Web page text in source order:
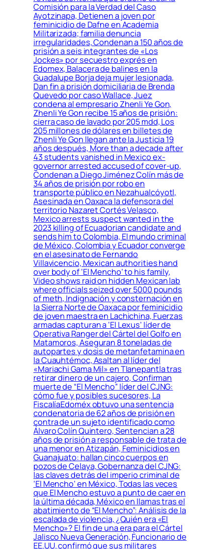
Comisión para la Verdad del Caso
Ayotzinapa, Detienen a joven por
feminicidio de Dafne en Academia
Militarizada; familia denuncia
irregularidades, Condenan a 150 años de
prisión a seis integrantes de «Los
Jockes» por secuestro exprés en
Edomex, Balacera de balines en la
Guadalupe Borja deja mujer lesionada,
Dan fin a prisión domiciliaria de Brenda
Quevedo por caso Wallace, Juez
condena al empresario Zhenli Ye Gon,
Zhenli Ye Gon recibe 15 años de prisión:
cierra caso de lavado por 205 mdd, Los
205 millones de dólares en billetes de
Zhenli Ye Gon llegan ante la Justicia 19
años después, More than a decade after
43 students vanished in Mexico ex-
governor arrested accused of cover-up,
Condenan a Diego Jiménez Colín más de
34 años de prisión por robo en
transporte público en Nezahualcóyotl,
Asesinada en Oaxaca la defensora del
territorio Nazaret Cortés Velasco,
Mexico arrests suspect wanted in the
2023 killing of Ecuadorian candidate and
sends him to Colombia, El mundo criminal
de México, Colombia y Ecuador converge
en el asesinato de Fernando
Villavicencio, Mexican authorities hand
over body of ‘El Mencho’ to his family,
Video shows raid on hidden Mexican lab
where officials seized over 5000 pounds
of meth, Indignación y consternación en
la Sierra Norte de Oaxaca por feminicidio
de joven maestra en Lachichina, Fuerzas
armadas capturan a ‘El Lexus’ líder de
Operativa Ranger del Cártel del Golfo en
Matamoros, Aseguran 8 toneladas de
autopartes y dosis de metanfetamina en
la Cuauhtémoc, Asaltan al líder del
«Mariachi Gama Mil» en Tlanepantla tras
retirar dinero de un cajero, Confirman
muerte de “El Mencho” líder del CJNG:
cómo fue y posibles sucesores, La
FiscalíaEdoméx obtuvo una sentencia
condenatoria de 62 años de prisión en
contra de un sujeto identificado como
Álvaro Colín Quintero, Sentencian a 28
años de prisión a responsable de trata de
una menor en Atizapán, Feminicidios en
Guanajuato: hallan cinco cuerpos en
pozos de Celaya, Gobernanza del CJNG:
las claves detrás del imperio criminal de
‘El Mencho’ en México, Todas las veces
que El Mencho estuvo a punto de caer en
la última década, México en llamas tras el
abatimiento de “El Mencho”: Análisis de la
escalada de violencia, ¿Quién era «El
Mencho»? El fin de una era para el Cártel
Jalisco Nueva Generación, Funcionario de
EE.UU. confirmó que sus militares